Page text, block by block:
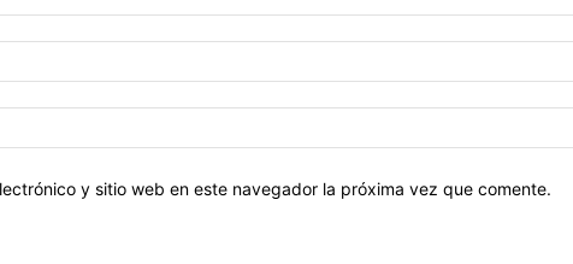
y sitio web en este navegador la próxima vez que comente.